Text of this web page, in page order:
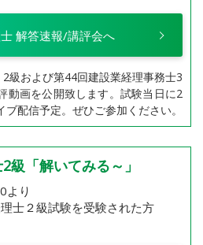
解答速報/講評会へ
級および第44回建設業経理事務士3
動画を公開致します。試験当日に2
配信予定。ぜひご参加ください。
級「解いてみる～」
より
士２級試験を受験された方